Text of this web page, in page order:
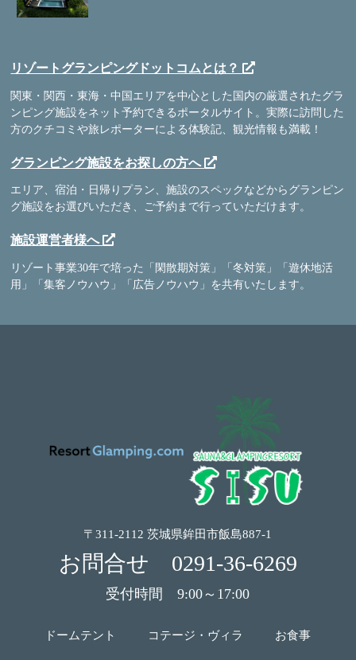
リゾートグランピングドットコムとは？
関東・関西・東海・中国エリアを中心とした国内の厳選されたグラ
ンピング施設をネット予約できるポータルサイト。実際に訪問した
方のクチコミや旅レポーターによる体験記、観光情報も満載！
グランピング施設をお探しの方へ
エリア、宿泊・日帰りプラン、施設のスペックなどからグランピン
グ施設をお選びいただき、ご予約まで行っていただけます。
施設運営者様へ
リゾート事業30年で培った「閑散期対策」「冬対策」「遊休地活
用」「集客ノウハウ」「広告ノウハウ」を共有いたします。
〒311-2112 茨城県鉾田市飯島887-1
お問合せ 0291-36-6269
受付時間 9:00～17:00
ドームテント コテージ・ヴィラ お食事